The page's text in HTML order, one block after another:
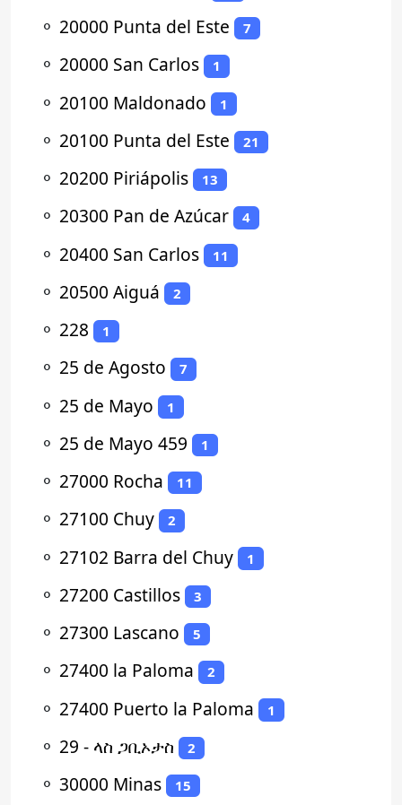
⚬ 20000 Punta del Este 7
⚬ 20000 San Carlos 1
⚬ 20100 Maldonado 1
⚬ 20100 Punta del Este 21
⚬ 20200 Piriápolis 13
⚬ 20300 Pan de Azúcar 4
⚬ 20400 San Carlos 11
⚬ 20500 Aiguá 2
⚬ 228 1
⚬ 25 de Agosto 7
⚬ 25 de Mayo 1
⚬ 25 de Mayo 459 1
⚬ 27000 Rocha 11
⚬ 27100 Chuy 2
⚬ 27102 Barra del Chuy 1
⚬ 27200 Castillos 3
⚬ 27300 Lascano 5
⚬ 27400 la Paloma 2
⚬ 27400 Puerto la Paloma 1
⚬ 29 - ላስ ጋቢኦታስ 2
⚬ 30000 Minas 15